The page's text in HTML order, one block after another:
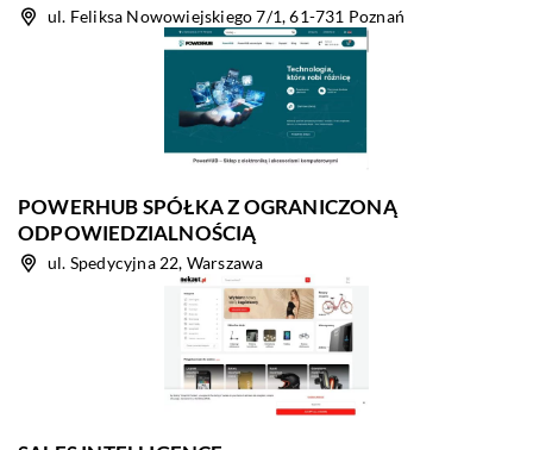
ul. Feliksa Nowowiejskiego 7/1, 61-731 Poznań
POWERHUB SPÓŁKA Z OGRANICZONĄ
ODPOWIEDZIALNOŚCIĄ
ul. Spedycyjna 22, Warszawa